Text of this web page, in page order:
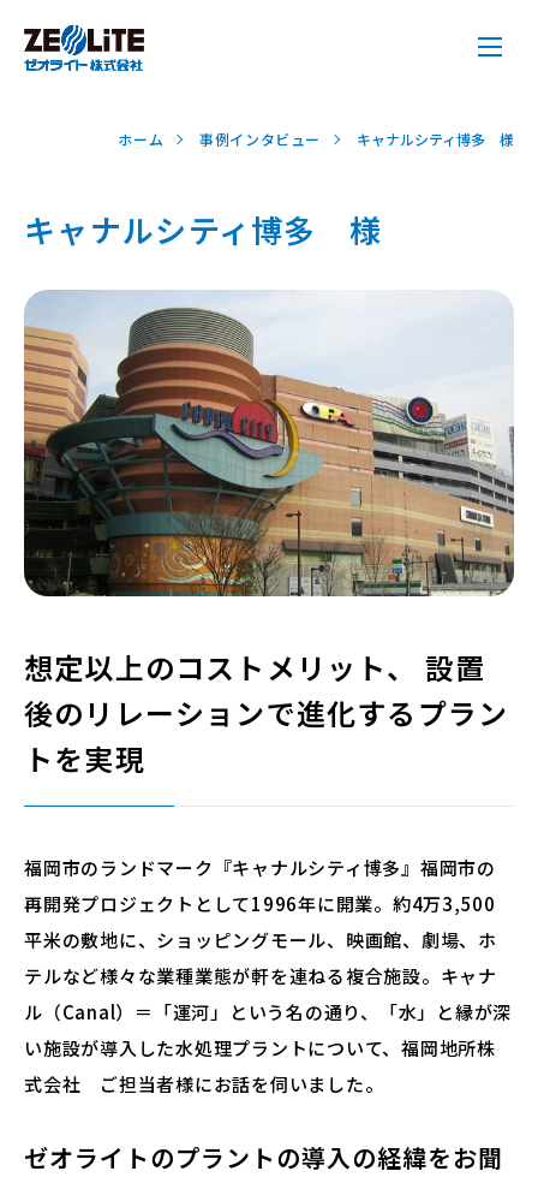
ホーム 事例インタビュー キャナルシティ博多 様
キャナルシティ博多 様
想定以上のコストメリット、 設置
後のリレーションで進化するプラン
トを実現
福岡市のランドマーク『キャナルシティ博多』福岡市の
再開発プロジェクトとして1996年に開業。約4万3,500
平米の敷地に、ショッピングモール、映画館、劇場、ホ
テルなど様々な業種業態が軒を連ねる複合施設。キャナ
ル（Canal）＝「運河」という名の通り、「水」と縁が深
い施設が導入した水処理プラントについて、福岡地所株
式会社 ご担当者様にお話を伺いました。
ゼオライトのプラントの導入の経緯をお聞